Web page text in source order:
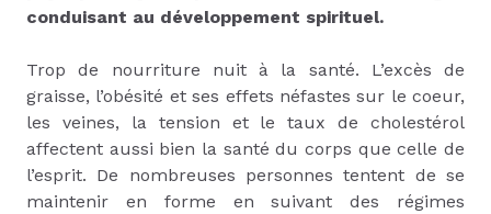
conduisant au développement spirituel.
Trop de nourriture nuit à la santé. L’excès de
graisse, l’obésité et ses effets néfastes sur le coeur,
les veines, la tension et le taux de cholestérol
affectent aussi bien la santé du corps que celle de
l’esprit. De nombreuses personnes tentent de se
maintenir en forme en suivant des régimes